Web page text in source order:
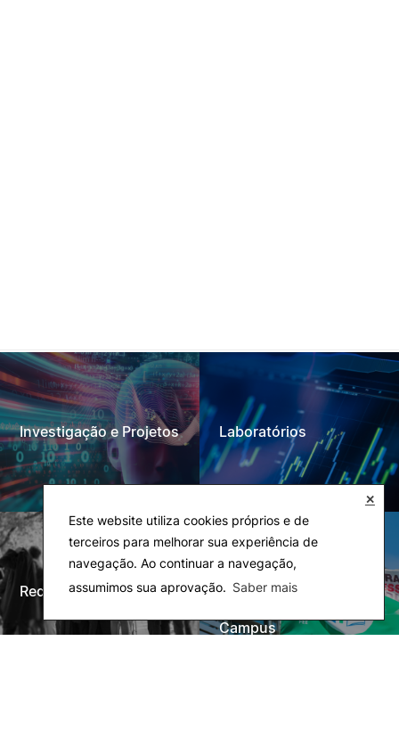
Este website utiliza cookies próprios e de
terceiros para melhorar sua experiência de
navegação. Ao continuar a navegação,
assumimos sua aprovação. Saber mais
✕
Investigação e Projetos Laboratórios
Rede Alumni Eco-Escola & Eco-
Campus